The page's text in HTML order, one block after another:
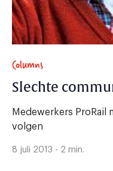
Columns
Slechte
Medewerkers
volgen
8 juli 2013 - 2 min.